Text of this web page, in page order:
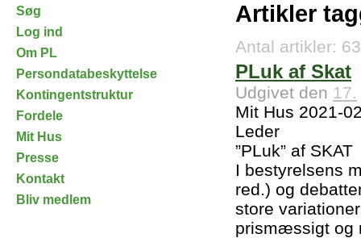
Søg
Log ind
Om PL
Persondatabeskyttelse
Kontingentstruktur
Fordele
Mit Hus
Presse
Kontakt
Bliv medlem
Artikler
Antal artikler: 63
PLuk af Skat
Udgivet den 17.
Mit Hus 2021-
Leder
”PLuk” af SKAT
I bestyrelsens
red.) og
store
prismæssigt og